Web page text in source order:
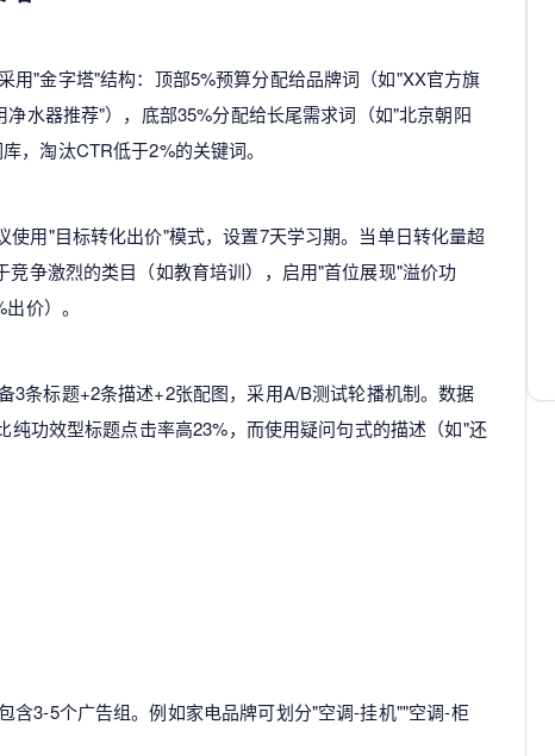
用"金字塔"结构：顶部5%预算分配给品牌词（如"XX官方旗
水器推荐"），底部35%分配给长尾需求词（如"北京朝阳
，淘汰CTR低于2%的关键词。
用"目标转化出价"模式，设置7天学习期。当单日转化量超
争激烈的类目（如教育培训），启用"首位展现"溢价功
价）。
3条标题+2条描述+2张配图，采用A/B测试轮播机制。数据
功效型标题点击率高23%，而使用疑问句式的描述（如"还
含3-5个广告组。例如家电品牌可划分"空调-挂机""空调-柜